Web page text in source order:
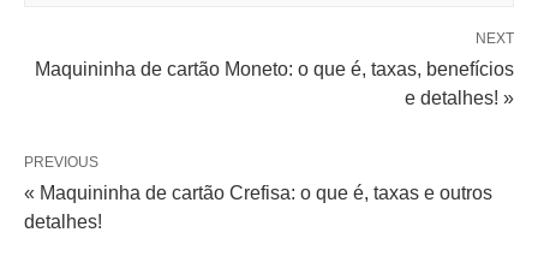
NEXT
Maquininha de cartão Moneto: o que é, taxas, benefícios
e detalhes! »
PREVIOUS
« Maquininha de cartão Crefisa: o que é, taxas e outros
detalhes!